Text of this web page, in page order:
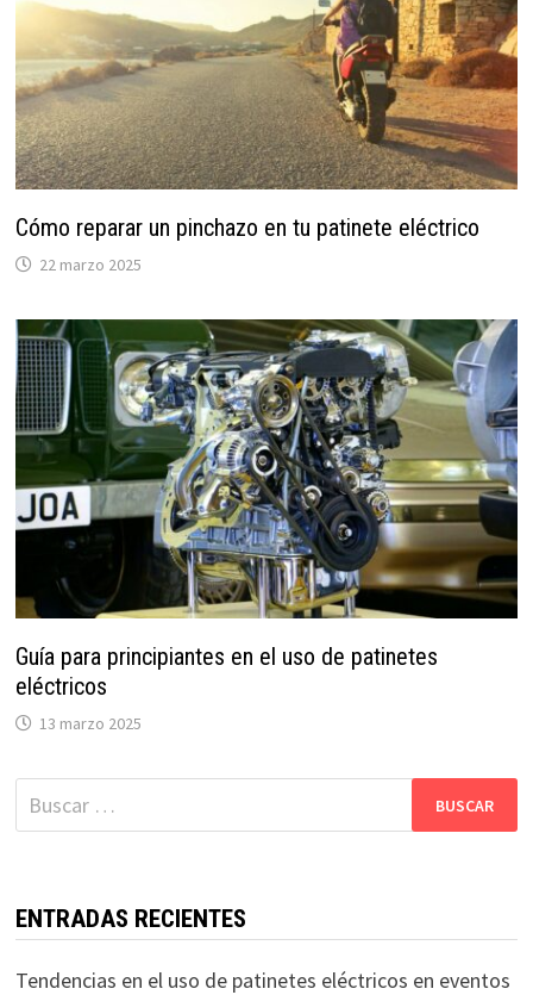
Cómo reparar un pinchazo en tu patinete eléctrico
22 marzo 2025
Guía para principiantes en el uso de patinetes
eléctricos
13 marzo 2025
Buscar:
ENTRADAS RECIENTES
Tendencias en el uso de patinetes eléctricos en eventos